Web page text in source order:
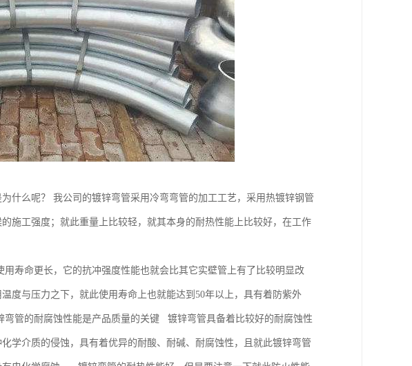
什么呢？ 我公司的镀锌弯管采用冷弯弯管的加工工艺，采用热镀锌钢管
施工强度；就此重量上比较轻，就其本身的耐热性能上比较好，在工作
寿命更长，它的抗冲强度性能也就会比其它实壁管上有了比较明显改
度与压力之下，就此使用寿命上也就能达到50年以上，具有着防紫外
管的耐腐蚀性能是产品质量的关键 镀锌弯管具备着比较好的耐腐蚀性
学介质的侵蚀，具有着优异的耐酸、耐碱、耐腐蚀性，且就此镀锌弯管